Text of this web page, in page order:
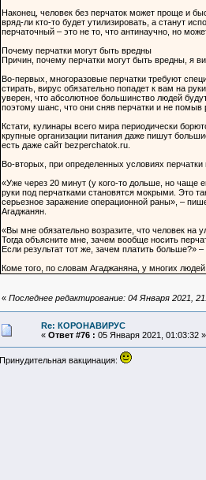
Наконец, человек без перчаток может проще и
вряд-ли кто-то будет утилизировать, а станут
перчаточный – это не то, что антинаучно, но
Почему перчатки могут быть вредны
Причин, почему перчатки могут быть вредны, я
Во-первых, многоразовые перчатки требуют
стирать, вирус обязательно попадет к вам на
уверен, что абсолютное большинство людей
поэтому шанс, что они сняв перчатки и не помыв
Кстати, кулинары всего мира периодически
крупные организации питания даже пишут
есть даже сайт bezperchatok.ru.
Во-вторых, при определенных условиях
«Уже через 20 минут (у кого-то дольше, но чаще
руки под перчатками становятся мокрыми. Это
серьезное заражение операционной раны», –
Агаджанян.
«Вы мне обязательно возразите, что человек на
Тогда объясните мне, зачем вообще носить
Если результат тот же, зачем платить больше?» –
Коме того, по словам Агаджаняна, у многих
« Последнее редактирование: 04 Января 2021,
Re: КОРОНАВИРУС
« Ответ #76 : 05 Января 2021, 01:03:32 »
Принудительная вакцинация: